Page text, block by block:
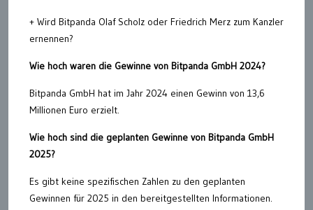
+ Wird Bitpanda Olaf Scholz oder Friedrich Merz zum Kanzler
ernennen?
Wie hoch waren die Gewinne von Bitpanda GmbH 2024?
Bitpanda GmbH hat im Jahr 2024 einen Gewinn von 13,6
Millionen Euro erzielt.
Wie hoch sind die geplanten Gewinne von Bitpanda GmbH
2025?
Es gibt keine spezifischen Zahlen zu den geplanten
Gewinnen für 2025 in den bereitgestellten Informationen.